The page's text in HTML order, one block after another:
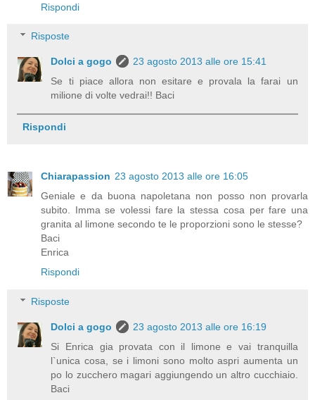
Rispondi
Risposte
Dolci a gogo
23 agosto 2013 alle ore 15:41
Se ti piace allora non esitare e provala la farai un
milione di volte vedrai!! Baci
Rispondi
Chiarapassion 23 agosto 2013 alle ore 16:05
Geniale e da buona napoletana non posso non provarla
subito. Imma se volessi fare la stessa cosa per fare una
granita al limone secondo te le proporzioni sono le stesse?
Baci
Enrica
Rispondi
Risposte
Dolci a gogo
23 agosto 2013 alle ore 16:19
Si Enrica gia provata con il limone e vai tranquilla
l`unica cosa, se i limoni sono molto aspri aumenta un
po lo zucchero magari aggiungendo un altro cucchiaio.
Baci